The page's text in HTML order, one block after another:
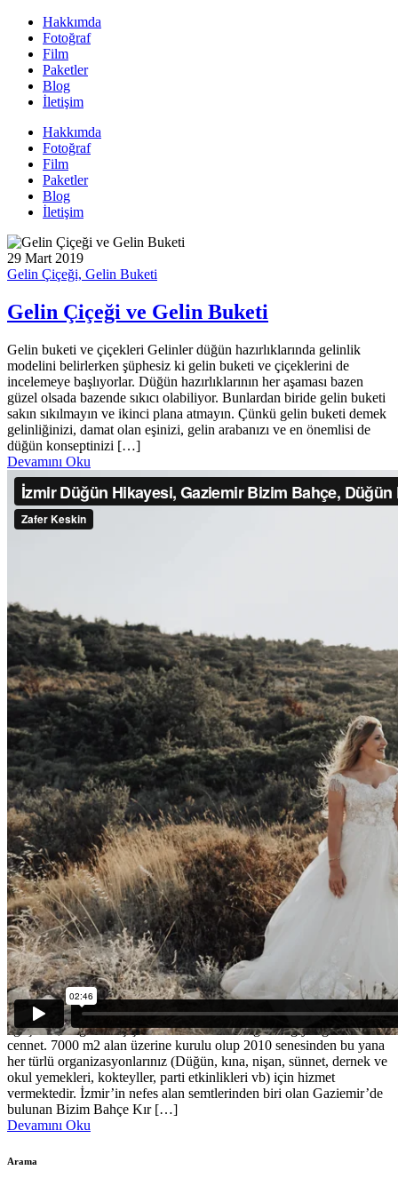
Hakkımda
Fotoğraf
Film
Paketler
Blog
İletişim
Hakkımda
Fotoğraf
Film
Paketler
Blog
İletişim
29 Mart 2019
Gelin Çiçeği, Gelin Buketi
Gelin Çiçeği ve Gelin Buketi
Gelin buketi ve çiçekleri Gelinler düğün hazırlıklarında gelinlik
modelini belirlerken şüphesiz ki gelin buketi ve çiçeklerini de
incelemeye başlıyorlar. Düğün hazırlıklarının her aşaması bazen
güzel olsada bazende sıkıcı olabiliyor. Bunlardan biride gelin buketi
sakın sıkılmayın ve ikinci plana atmayın. Çünkü gelin buketi demek
gelinliğinizi, damat olan eşinizi, gelin arabanızı ve en önemlisi de
düğün konseptinizi […]
Devamını Oku
19 Ağustos 2018
Drone Çekim,Düğün Fotoğrafı,Havadan Çekim
Gaziemir Bizim Bahçe
Kır Düğün Salonu – Bizim Bahçe İzmir Gaziemir’de yeşil
ağaçların,rengarenk çiçeklerin arasında tüm güzelliğiyle gizli bir
cennet. 7000 m2 alan üzerine kurulu olup 2010 senesinden bu yana
her türlü organizasyonlarınız (Düğün, kına, nişan, sünnet, dernek ve
okul yemekleri, kokteyller, parti etkinlikleri vb) için hizmet
vermektedir. İzmir’in nefes alan semtlerinden biri olan Gaziemir’de
bulunan Bizim Bahçe Kır […]
Devamını Oku
Arama